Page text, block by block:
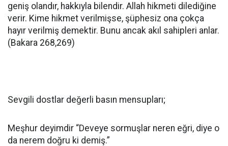
geniş olandır, hakkıyla bilendir. Allah hikmeti dilediğine
verir. Kime hikmet verilmişse, şüphesiz ona çokça
hayır verilmiş demektir. Bunu ancak akıl sahipleri anlar.
(Bakara 268,269)
Sevgili dostlar değerli basın mensupları;
Meşhur deyimdir “Deveye sormuşlar neren eğri, diye o
da nerem doğru ki demiş.”